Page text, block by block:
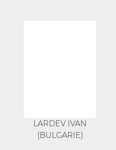
LARDEV IVAN
(BULGARIE)